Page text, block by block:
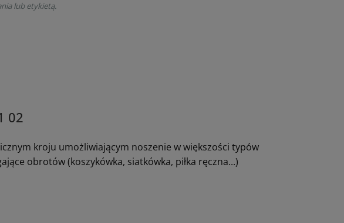
lub etykietą.
02
kroju umożliwiającym noszenie w większości typów
obrotów (koszykówka, siatkówka, piłka ręczna...)